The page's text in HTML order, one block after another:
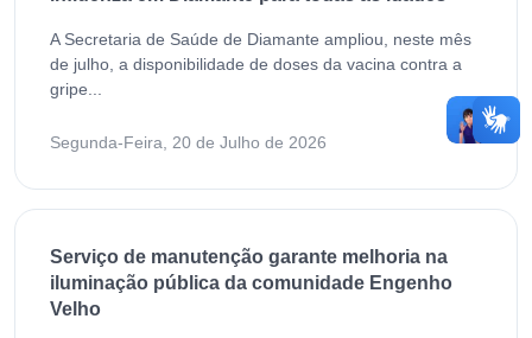
A Secretaria de Saúde de Diamante ampliou, neste mês
de julho, a disponibilidade de doses da vacina contra a
gripe...
Segunda-Feira, 20 de Julho de 2026
Serviço de manutenção garante melhoria na
iluminação pública da comunidade Engenho
Velho